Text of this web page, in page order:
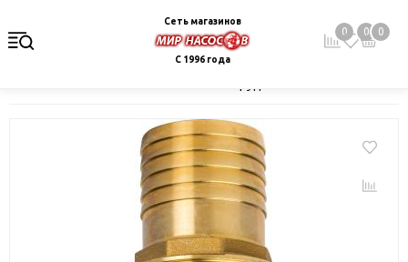
Сеть магазинов
С 1996 года
0 0 0